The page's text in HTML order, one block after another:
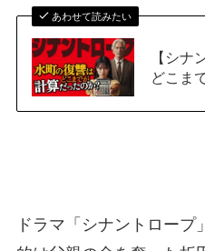
あわせて読みたい
【シナ
どこま
ドラマ「シナントロープ